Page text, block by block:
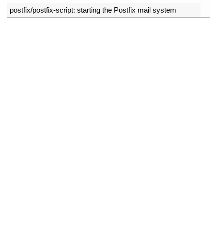
postfix/postfix-script: starting the Postfix mail system